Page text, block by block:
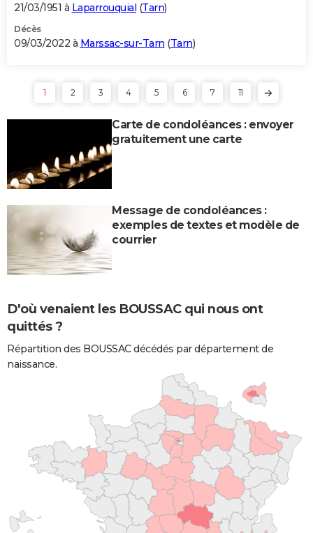
21/03/1951 à Laparrouquial (Tarn)
Décès
09/03/2022 à Marssac-sur-Tarn (Tarn)
1 2 3 4 5 6 7 11
Carte de condoléances : envoyer
gratuitement une carte
Message de condoléances :
exemples de textes et modèle de
courrier
D'où venaient les BOUSSAC qui nous ont
quittés ?
Répartition des BOUSSAC décédés par département de
naissance.